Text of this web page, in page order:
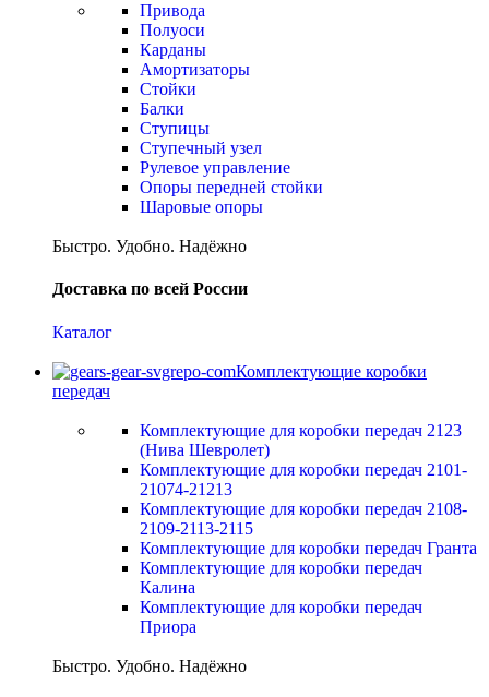
Привода
Полуоси
Карданы
Амортизаторы
Стойки
Балки
Ступицы
Ступечный узел
Рулевое управление
Опоры передней стойки
Шаровые опоры
Быстро. Удобно. Надёжно
Доставка по всей России
Каталог
Комплектующие коробки
передач
Комплектующие для коробки передач 2123
(Нива Шевролет)
Комплектующие для коробки передач 2101-
21074-21213
Комплектующие для коробки передач 2108-
2109-2113-2115
Комплектующие для коробки передач Гранта
Комплектующие для коробки передач
Калина
Комплектующие для коробки передач
Приора
Быстро. Удобно. Надёжно